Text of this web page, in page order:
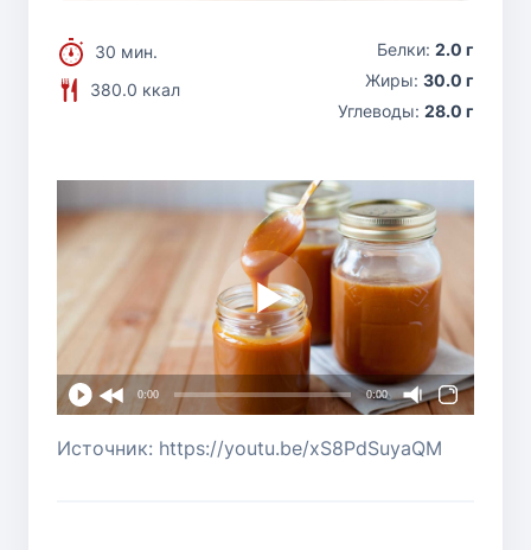
30 мин.
380.0 ккал
Белки: 2.0 г
Жиры: 30.0 г
Углеводы: 28.0 г
0:00 0:00
Источник: https://youtu.be/xS8PdSuyaQM